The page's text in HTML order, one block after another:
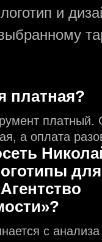
и
платная?
платный.
а оплата
с